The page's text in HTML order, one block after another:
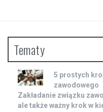
Tematy
5 prostych
zawodowego
Zakładanie związku
ale także ważny krok w